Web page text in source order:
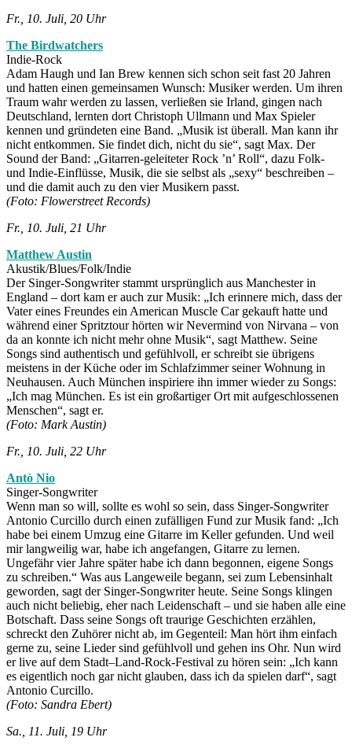
Fr., 10. Juli, 20 Uhr
The Birdwatchers
Indie-Rock
Adam Haugh und Ian Brew kennen sich schon seit fast 20 Jahren
und hatten einen gemeinsamen Wunsch: Musiker werden. Um ihren
Traum wahr werden zu lassen, verließen sie Irland, gingen nach
Deutschland, lernten dort Christoph Ullmann und Max Spieler
kennen und gründeten eine Band. „Musik ist überall. Man kann ihr
nicht entkommen. Sie findet dich, nicht du sie“, sagt Max. Der
Sound der Band: „Gitarren-geleiteter Rock ’n’ Roll“, dazu Folk-
und Indie-Einflüsse, Musik, die sie selbst als „sexy“ beschreiben –
und die damit auch zu den vier Musikern passt.
(Foto: Flowerstreet Records)
Fr., 10. Juli, 21 Uhr
Matthew Austin
Akustik/Blues/Folk/Indie
Der Singer-Songwriter stammt ursprünglich aus Manchester in
England – dort kam er auch zur Musik: „Ich erinnere mich, dass der
Vater eines Freundes ein American Muscle Car gekauft hatte und
während einer Spritztour hörten wir Nevermind von Nirvana – von
da an konnte ich nicht mehr ohne Musik“, sagt Matthew. Seine
Songs sind authentisch und gefühlvoll, er schreibt sie übrigens
meistens in der Küche oder im Schlafzimmer seiner Wohnung in
Neuhausen. Auch München inspiriere ihn immer wieder zu Songs:
„Ich mag München. Es ist ein großartiger Ort mit aufgeschlossenen
Menschen“, sagt er.
(Foto: Mark Austin)
Fr., 10. Juli, 22 Uhr
Antò Nio
Singer-Songwriter
Wenn man so will, sollte es wohl so sein, dass Singer-Songwriter
Antonio Curcillo durch einen zufälligen Fund zur Musik fand: „Ich
habe bei einem Umzug eine Gitarre im Keller gefunden. Und weil
mir langweilig war, habe ich angefangen, Gitarre zu lernen.
Ungefähr vier Jahre später habe ich dann begonnen, eigene Songs
zu schreiben.“ Was aus Langeweile begann, sei zum Lebensinhalt
geworden, sagt der Singer-Songwriter heute. Seine Songs klingen
auch nicht beliebig, eher nach Leidenschaft – und sie haben alle eine
Botschaft. Dass seine Songs oft traurige Geschichten erzählen,
schreckt den Zuhörer nicht ab, im Gegenteil: Man hört ihm einfach
gerne zu, seine Lieder sind gefühlvoll und gehen ins Ohr. Nun wird
er live auf dem Stadt–Land-Rock-Festival zu hören sein: „Ich kann
es eigentlich noch gar nicht glauben, dass ich da spielen darf“, sagt
Antonio Curcillo.
(Foto: Sandra Ebert)
Sa., 11. Juli, 19 Uhr